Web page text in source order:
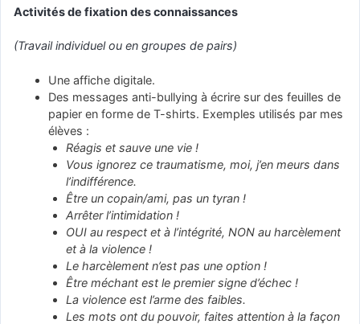
Activités de fixation des connaissances
(Travail individuel ou en groupes de pairs)
Une affiche digitale.
Des messages anti-bullying à écrire sur des feuilles de
papier en forme de T-shirts. Exemples utilisés par mes
élèves :
Réagis et sauve une vie !
Vous ignorez ce traumatisme, moi, j’en meurs dans
l’indifférence.
Être un copain/ami, pas un tyran !
Arrêter l’intimidation !
OUI au respect et à l’intégrité, NON au harcèlement
et à la violence !
Le harcèlement n’est pas une option !
Être méchant est le premier signe d’échec !
La violence est l’arme des faibles.
Les mots ont du pouvoir, faites attention à la façon